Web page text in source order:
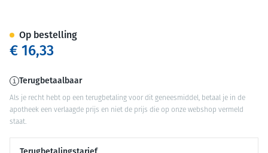
€ 16,33
Terugbetaalbaar
Als je recht hebt op een terugbetaling voor dit geneesmiddel, betaal je in de
apotheek een verlaagde prijs en niet de prijs die op onze webshop vermeld
staat.
Op bestelling